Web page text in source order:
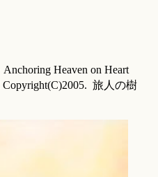
Heaven on Heart
Copyright(C)2005. 旅人の樹